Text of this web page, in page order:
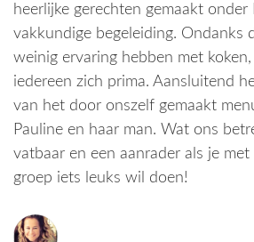
heerlijke gerechten gemaakt onder
vakkundige begeleiding. Ondanks
weinig ervaring hebben met
iedereen zich prima. Aansluitend
van het door onszelf gemaakt
Pauline en haar man. Wat ons
vatbaar en een aanrader als je
groep iets leuks wil doen!